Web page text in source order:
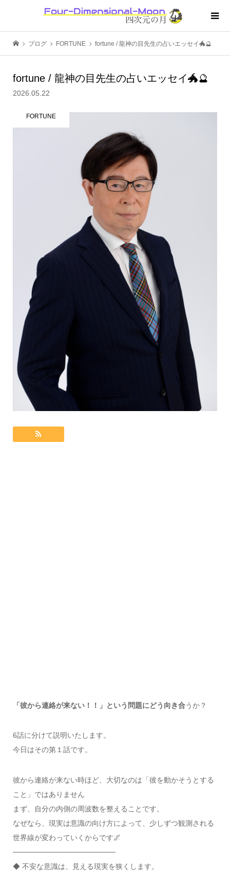
ブログ FORTUNE fortune / 龍神の目先生の占いエッセイ🐲🔮
fortune / 龍神の目先生の占いエッセイ🐲🔮
2026.05.22
FORTUNE
「彼から連絡が来ない！！」という問題にどう向き合うか？
6話に分けて説明いたします。
今日はその第１話です。
彼から連絡が来ない時ほど、大切なのは「彼を動かそうとする
こと」ではありません
まず、自分の内側の周波数を整えることです。
なぜなら、現実は意識の向け方によって、少しずつ観測される
世界線が変わっていくからです🌌
────────────────────
◆ 不安な意識は、見える現実を狭くします。